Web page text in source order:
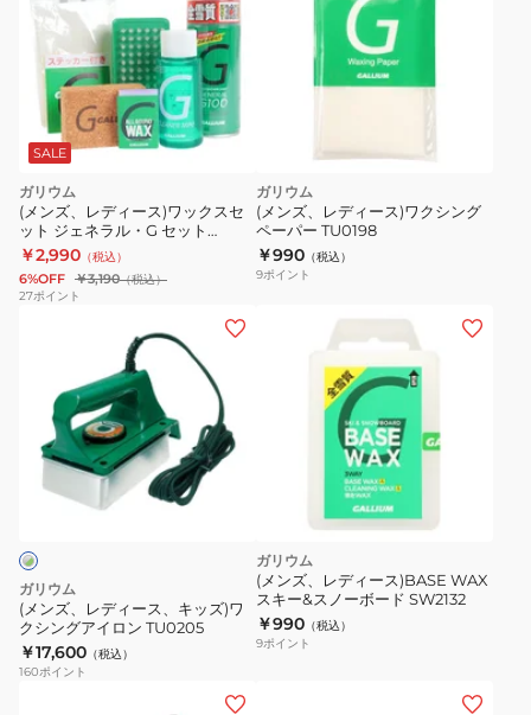
SALE
ガリウム
(メンズ、レディース)ワックスセ
ット ジェネラル・G セット
GENERAL・G Set SX0014 全雪
質対応
￥2,990 （税込）
6%OFF ￥3,190（税込）
27ポイント
ガリウム
(メンズ、レディース)ワクシング
ペーパー TU0198
￥990 （税込）
9ポイント
キ
ッ
ズ)
ワ
ク
ガリウム
(メンズ、レディース、キッズ)ワ
クシングアイロン TU0205
￥17,600 （税込）
160ポイント
ガリウム
(メンズ、レディース)BASE WAX
スキー&スノーボード SW2132
￥990 （税込）
9ポイント